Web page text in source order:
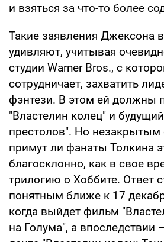
и взяться за что-то более
Такие заявления Джексона
удивляют, учитывая
студии Warner Bros., с
сотрудничает, захватить
фэнтези. В этом ей должны
"Властелин колец" и
престолов". Но незакрытым
примут ли фанаты Толкина
благосклонно, как в свое
трилогию о Хоббите. Ответ
понятным ближе к 17
когда выйдет фильм
на Голума", а впоследствии